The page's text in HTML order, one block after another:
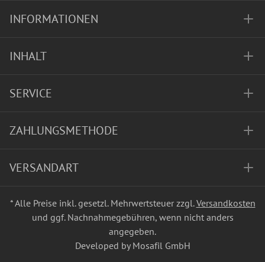
INFORMATIONEN
INHALT
SERVICE
ZAHLUNGSMETHODE
VERSANDART
* Alle Preise inkl. gesetzl. Mehrwertsteuer zzgl.Versandkosten
und ggf. Nachnahmegebühren, wenn nicht anders
angegeben.
Developed by Mosafil GmbH